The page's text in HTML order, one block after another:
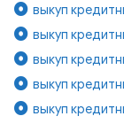
выкуп
выкуп
выкуп
выкуп
выкуп